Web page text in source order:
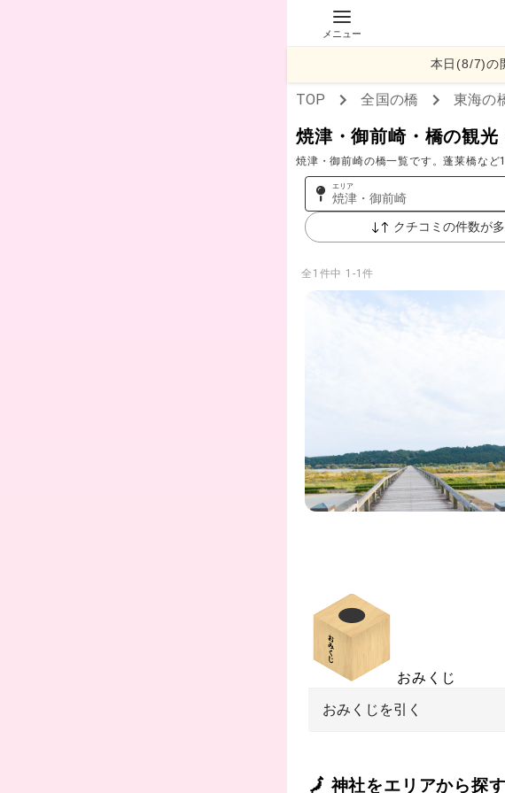
メニュー
本日(8/7)の
TOP 全国の橋 東海の
焼津・御前崎・橋の観光
焼津・御前崎の橋一覧です。蓬莱橋など
エリア
焼津・御前崎
クチコミの件数が
全 1 件中 1-1件
おみくじ
おみくじを引く
🗾 神社をエリアから探す